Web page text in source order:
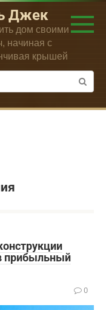
Джек
дом своими
начиная с
крышей
прибыльный
0